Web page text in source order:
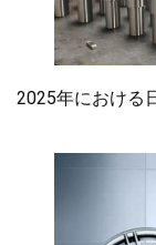
2025年における